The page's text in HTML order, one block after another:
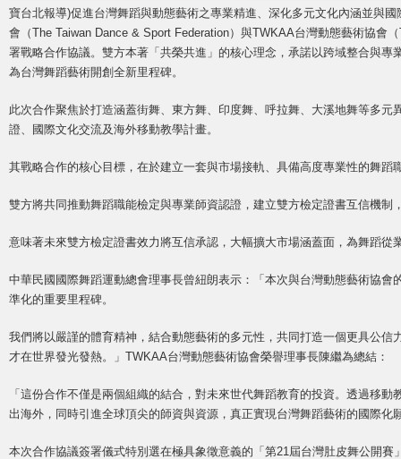
寶台北報導)促進台灣舞蹈與動態藝術之專業精進、深化多元文化內涵並與
會（The Taiwan Dance & Sport Federation）與TWKAA台灣動態藝術協會
署戰略合作協議。雙方本著「共榮共進」的核心理念，承諾以跨域整合與專
為台灣舞蹈藝術開創全新里程碑。
此次合作聚焦於打造涵蓋街舞、東方舞、印度舞、呼拉舞、大溪地舞等多元
證、國際文化交流及海外移動教學計畫。
其戰略合作的核心目標，在於建立一套與市場接軌、具備高度專業性的舞蹈
雙方將共同推動舞蹈職能檢定與專業師資認證，建立雙方檢定證書互信機制
意味著未來雙方檢定證書效力將互信承認，大幅擴大市場涵蓋面，為舞蹈從
中華民國國際舞蹈運動總會理事長曾紐朗表示：「本次與台灣動態藝術協會
準化的重要里程碑。
我們將以嚴謹的體育精神，結合動態藝術的多元性，共同打造一個更具公信
才在世界發光發熱。」TWKAA台灣動態藝術協會榮譽理事長陳繼為總結：
「這份合作不僅是兩個組織的結合，對未來世代舞蹈教育的投資。透過移
出海外，同時引進全球頂尖的師資與資源，真正實現台灣舞蹈藝術的國際化
本次合作協議簽署儀式特別選在極具象徵意義的「第21屆台灣肚皮舞公開